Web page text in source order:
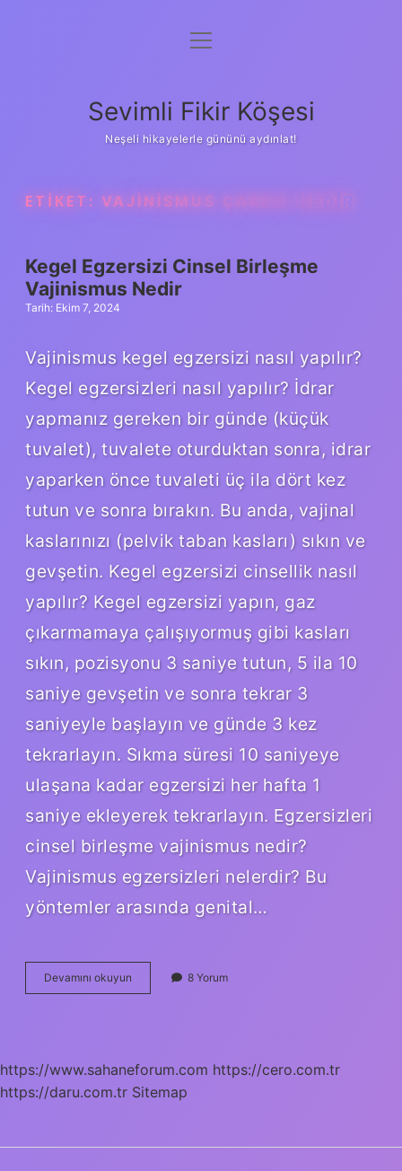
Anasayfa
Yasal Uyarı
menüyü
Sevimli Fikir Köşesi
Neşeli hikayelerle gününü aydınlat!
ETIKET: VAJINISMUS ÇARESI NEDIR
Kegel Egzersizi Cinsel Birleşme
Vajinismus Nedir
Tarih: Ekim 7, 2024
Vajinismus kegel egzersizi nasıl yapılır?
Kegel egzersizleri nasıl yapılır? İdrar
yapmanız gereken bir günde (küçük
tuvalet), tuvalete oturduktan sonra, idrar
yaparken önce tuvaleti üç ila dört kez
tutun ve sonra bırakın. Bu anda, vajinal
kaslarınızı (pelvik taban kasları) sıkın ve
gevşetin. Kegel egzersizi cinsellik nasıl
yapılır? Kegel egzersizi yapın, gaz
çıkarmamaya çalışıyormuş gibi kasları
sıkın, pozisyonu 3 saniye tutun, 5 ila 10
saniye gevşetin ve sonra tekrar 3
saniyeyle başlayın ve günde 3 kez
tekrarlayın. Sıkma süresi 10 saniyeye
ulaşana kadar egzersizi her hafta 1
saniye ekleyerek tekrarlayın. Egzersizleri
cinsel birleşme vajinismus nedir?
Vajinismus egzersizleri nelerdir? Bu
yöntemler arasında genital…
Devamını okuyun
Egzersizi
8 Yorum
https://www.sahaneforum.com https://cero.com.tr
https://daru.com.tr Sitemap